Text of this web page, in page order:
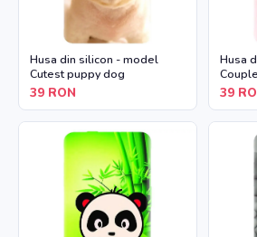
Husa din silicon - model
Cutest puppy dog
39 RON
Husa
Couple
39